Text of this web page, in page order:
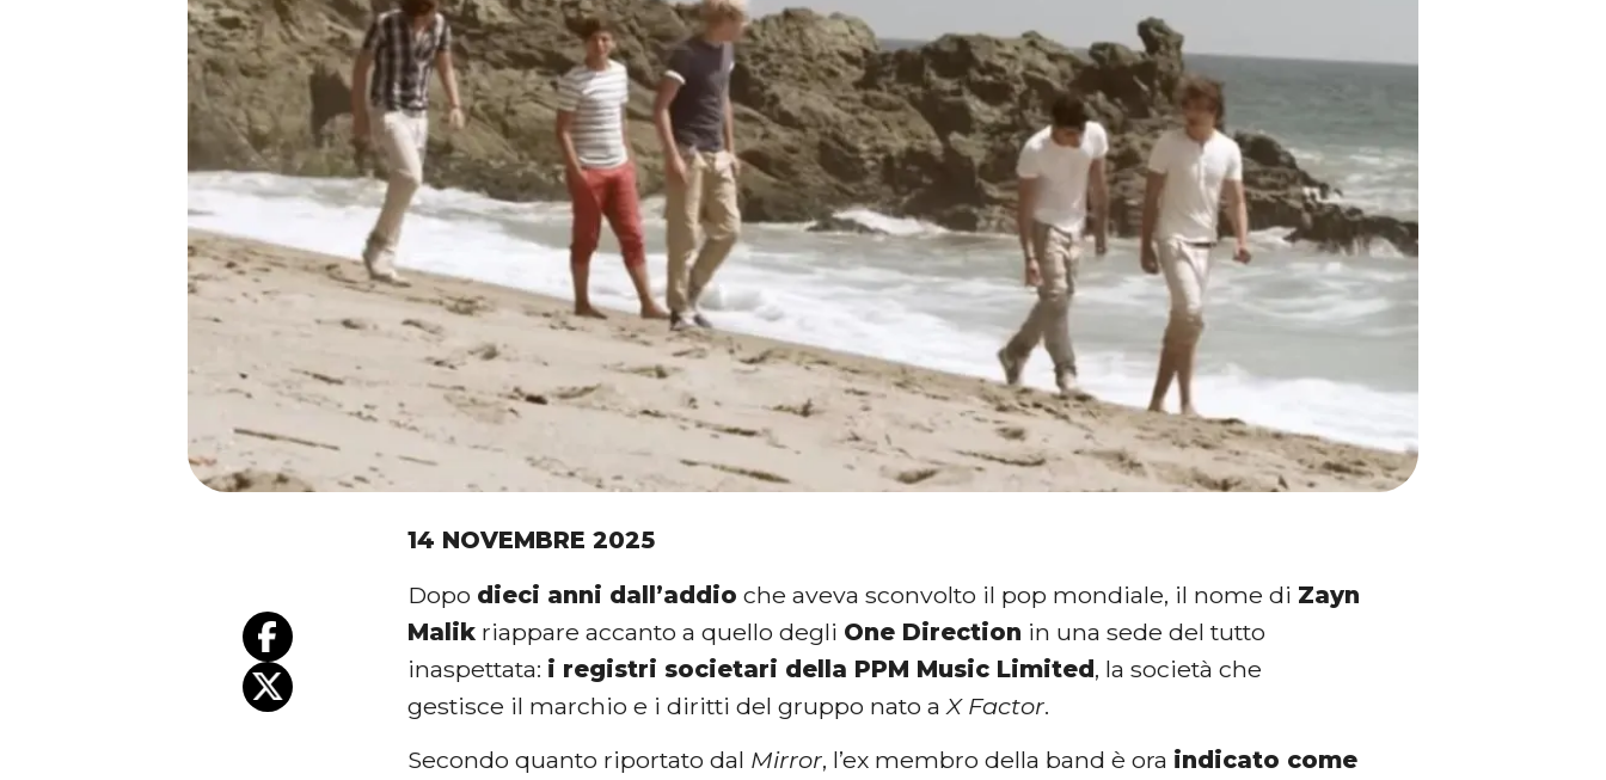
14 NOVEMBRE 2025
Dopo dieci anni dall’addio che aveva sconvolto il pop mondiale, il nome di Zayn
Malik riappare accanto a quello degli One Direction in una sede del tutto
inaspettata: i registri societari della PPM Music Limited, la società che
gestisce il marchio e i diritti del gruppo nato aX Factor.
Secondo quanto riportato dal Mirror, l’ex membro della band è ora indicato come